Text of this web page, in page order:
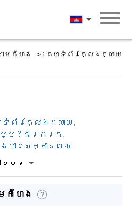
ភាសាខ្មែរ
កំហែង
គេហទំព័រក្លែងក្លាយ
ទំព័រក្លែងក្លាយ,
ម្មវិធីរុករក ,
បានសក្តានុពល
ខ្មែរ
កំហែង ?